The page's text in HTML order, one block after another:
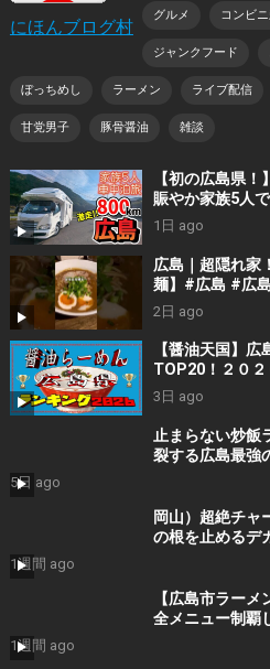
にほんブログ村
グルメ コンビ
ジャンクフード
ぼっちめし ラーメン ライブ配信
甘党男子 豚骨醤油 雑談
【初の広島県
賑やか家族5人
#1｜風情溢れる
メン｜高規格な
グカーで全国制
1日 ago
広島｜超隠れ家
麺】#広島 #広
フェ #広島ディ
#japantrip
2日 ago
【醤油天国】
TOP20！２０２
3日 ago
止まらない炒飯
裂する広島最強
5日 ago
岡山）超絶チャ
の根を止めるデ
1週間 ago
【広島市ラーメ
全メニュー制覇
1週間 ago